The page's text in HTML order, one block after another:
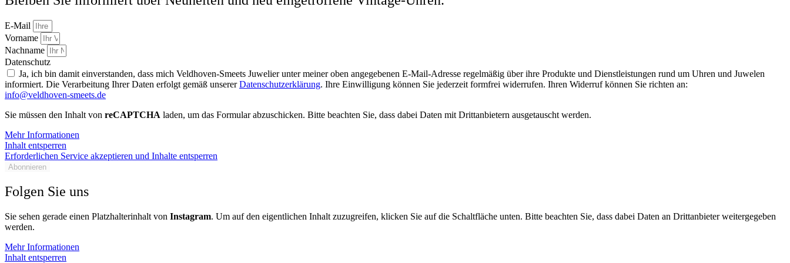
E-Mail
Vorname
Nachname
Datenschutz
Ja, ich bin damit einverstanden, dass mich Veldhoven-Smeets Juwelier unter meiner oben angegebenen E-Mail-Adresse regelmäßig über ihre Produkte und Dienstleistungen rund um Uhren und Juwelen
informiert. Die Verarbeitung Ihrer Daten erfolgt gemäß unsererDatenschutzerklärung. Ihre Einwilligung können Sie jederzeit formfrei widerrufen. Ihren Widerruf können Sie richten an:
info@veldhoven-smeets.de
Sie müssen den Inhalt von reCAPTCHA laden, um das Formular abzuschicken. Bitte beachten Sie, dass dabei Daten mit Drittanbietern ausgetauscht werden.
Mehr Informationen
Inhalt entsperren
Erforderlichen Service akzeptieren und Inhalte entsperren
Abonnieren
Folgen Sie uns
Sie sehen gerade einen Platzhalterinhalt von Instagram. Um auf den eigentlichen Inhalt zuzugreifen, klicken Sie auf die Schaltfläche unten. Bitte beachten Sie, dass dabei Daten an Drittanbieter weitergegeben
werden.
Mehr Informationen
Inhalt entsperren